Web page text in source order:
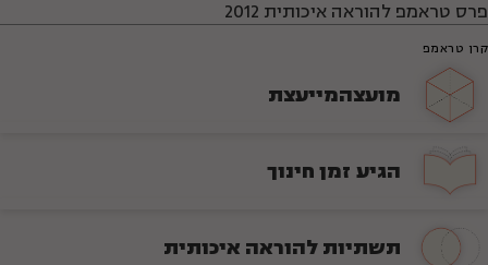
פרס טראמפ להוראה איכותית 2012
קרן טראמפ
מועצהמייעצת
הגיע זמן חינוך
תשתיות להוראה איכותית